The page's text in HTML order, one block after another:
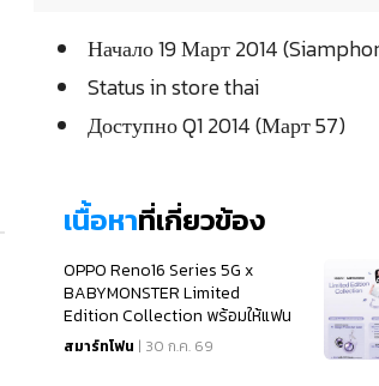
Начало 19 Март 2014
Status in store thai
Доступно Q1 2014 (Март 57)
เนื้อหาที่เกี่ยวข้อง
OPPO Reno16 Series 5G x
BABYMONSTER Limited
Edition Collection พร้อมให้แฟน
ๆ เป็นเจ้าของแล้ว
สมาร์ทโฟน | 30 ก.ค. 69